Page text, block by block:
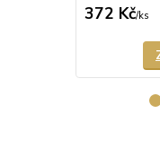
372 Kč/ks